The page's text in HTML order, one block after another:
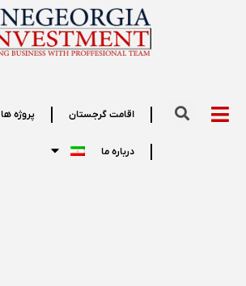
اقامت گرجستان پروژه ها
درباره ما